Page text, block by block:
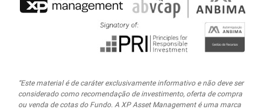
“Este material é de caráter exclusivamente informativo e não deve ser
considerado como recomendação de investimento, oferta de compra
ou venda de cotas do Fundo. A XP Asset Management é uma marca